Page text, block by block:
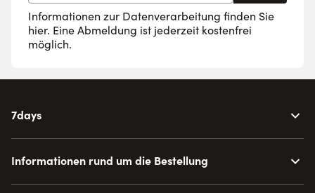
Informationen zur Datenverarbeitung finden Sie
hier. Eine Abmeldung ist jederzeit kostenfrei
möglich.
7days
Informationen rund um die Bestellung